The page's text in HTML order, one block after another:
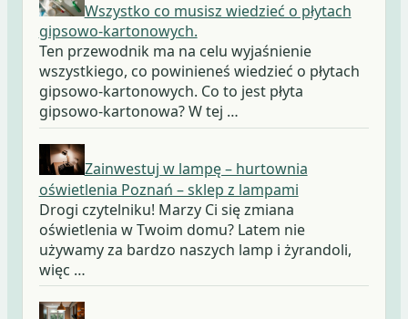
Wszystko co musisz wiedzieć o płytach
gipsowo-kartonowych.
Ten przewodnik ma na celu wyjaśnienie
wszystkiego, co powinieneś wiedzieć o płytach
gipsowo-kartonowych. Co to jest płyta
gipsowo-kartonowa? W tej …
Zainwestuj w lampę – hurtownia
oświetlenia Poznań – sklep z lampami
Drogi czytelniku! Marzy Ci się zmiana
oświetlenia w Twoim domu? Latem nie
używamy za bardzo naszych lamp i żyrandoli,
więc …